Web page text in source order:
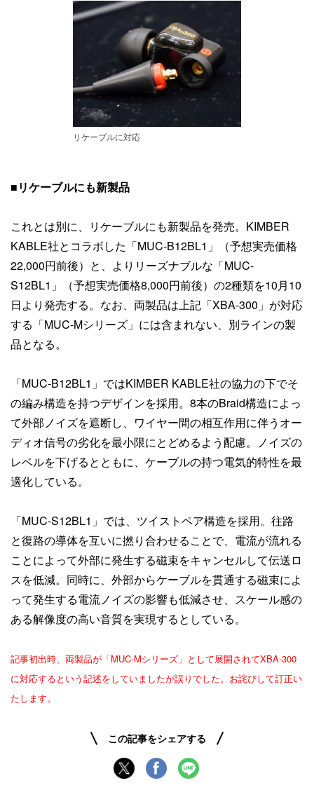
リケーブルに対応
■リケーブルにも新製品
これとは別に、リケーブルにも新製品を発売。KIMBER
KABLE社とコラボした「MUC-B12BL1」（予想実売価格
22,000円前後）と、よりリーズナブルな「MUC-
S12BL1」（予想実売価格8,000円前後）の2種類を10月10
日より発売する。なお、両製品は上記「XBA-300」が対応
する「MUC-Mシリーズ」には含まれない、別ラインの製
品となる。
「MUC-B12BL1」ではKIMBER KABLE社の協力の下でそ
の編み構造を持つデザインを採用。8本のBraid構造によっ
て外部ノイズを遮断し、ワイヤー間の相互作用に伴うオー
ディオ信号の劣化を最小限にとどめるよう配慮。ノイズの
レベルを下げるとともに、ケーブルの持つ電気的特性を最
適化している。
「MUC-S12BL1」では、ツイストペア構造を採用。往路
と復路の導体を互いに撚り合わせることで、電流が流れる
ことによって外部に発生する磁束をキャンセルして伝送ロ
スを低減。同時に、外部からケーブルを貫通する磁束によ
って発生する電流ノイズの影響も低減させ、スケール感の
ある解像度の高い音質を実現するとしている。
記事初出時、両製品が「MUC-Mシリーズ」として展開されてXBA-300
に対応するという記述をしていましたが誤りでした。お詫びして訂正い
たします。
この記事をシェアする